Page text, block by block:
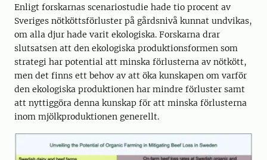
Enligt forskarnas scenariostudie hade tio procent av
Sveriges nötköttsförluster på gårdsnivå kunnat undvikas,
om alla djur hade varit ekologiska. Forskarna drar
slutsatsen att den ekologiska produktionsformen som
strategi har potential att minska förlusterna av nötkött,
men det finns ett behov av att öka kunskapen om varför
den ekologiska produktionen har mindre förluster samt
att nyttiggöra denna kunskap för att minska förlusterna
inom mjölkproduktionen generellt.